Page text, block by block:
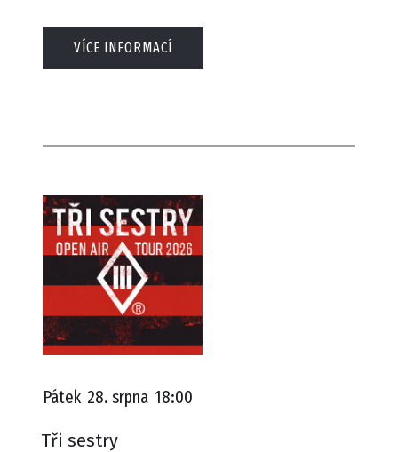
VÍCE INFORMACÍ
Pátek 28. srpna 18:00
Tři sestry